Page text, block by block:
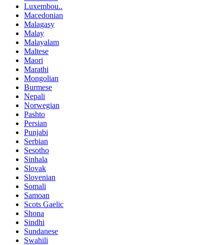
Luxembou..
Macedonian
Malagasy
Malay
Malayalam
Maltese
Maori
Marathi
Mongolian
Burmese
Nepali
Norwegian
Pashto
Persian
Punjabi
Serbian
Sesotho
Sinhala
Slovak
Slovenian
Somali
Samoan
Scots Gaelic
Shona
Sindhi
Sundanese
Swahili